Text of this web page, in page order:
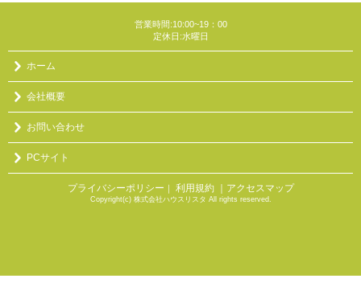
営業時間:10:00~19：00
定休日:水曜日
ホーム
会社概要
お問い合わせ
PCサイト
プライバシーポリシー ｜ 利用規約 ｜アクセスマップ
Copyright(c) 株式会社ハウスリスタ All rights reserved.